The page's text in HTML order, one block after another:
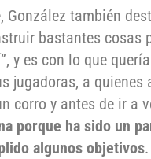
González también
bastantes cosas
y es con lo que
jugadoras, a quienes
corro y antes de ir a
porque ha sido un
algunos objetivos